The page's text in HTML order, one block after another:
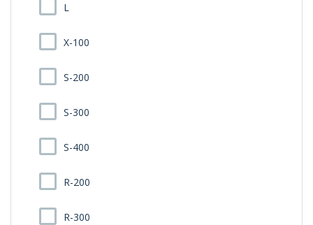
L
X-100
S-200
S-300
S-400
R-200
R-300